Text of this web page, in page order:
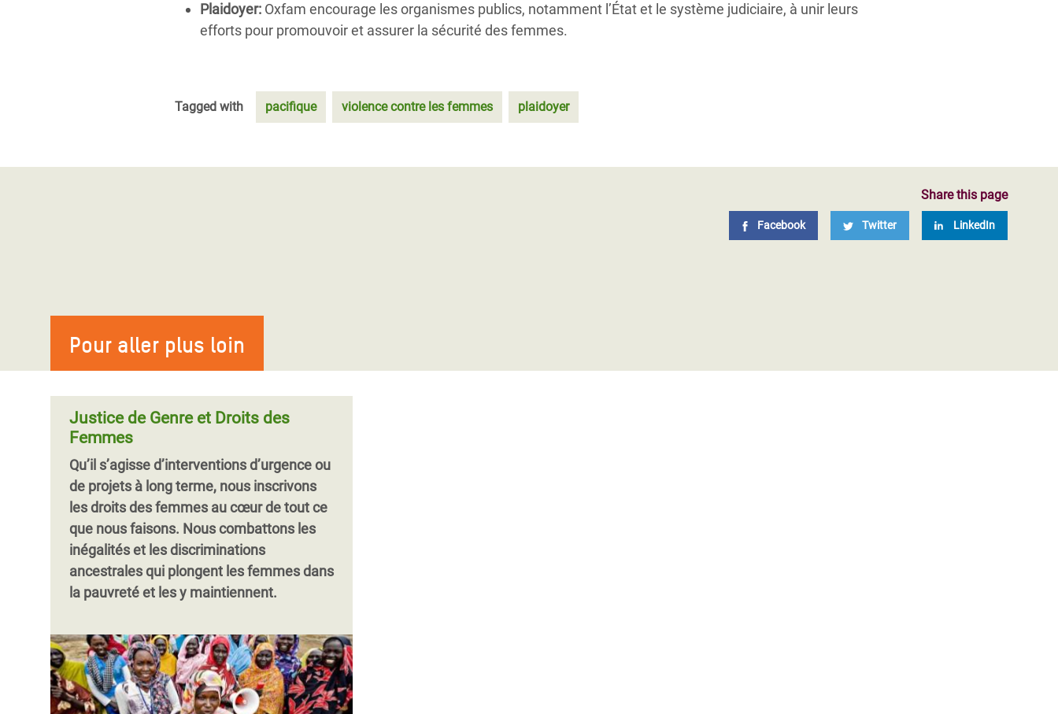
Plaidoyer: Oxfam encourage les organismes publics, notamment l’État et le système judiciaire, à unir leurs
efforts pour promouvoir et assurer la sécurité des femmes.
Tagged with pacifique violence contre les femmes plaidoyer
Share this page
Facebook Twitter LinkedIn
Pour aller plus loin
Justice de Genre et Droits des
Femmes
Qu’il s’agisse d’interventions d’urgence ou
de projets à long terme, nous inscrivons
les droits des femmes au cœur de tout ce
que nous faisons. Nous combattons les
inégalités et les discriminations
ancestrales qui plongent les femmes dans
la pauvreté et les y maintiennent.